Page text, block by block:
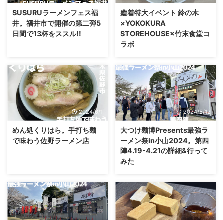
SUSURUラーメンフェス福
井。福井市で開催の第二弾5
日間で13杯をススル!!
癒着特大イベント 鈴の木
×YOKOKURA
STOREHOUSE×竹末食堂コ
ラボ
2024/6/1
めん処くりはら。手打ち麺
で味わう佐野ラーメン店
2024/5/12
大つけ麺博Presents最強ラ
ーメン祭in小山2024。第四
陣4.19-4.21の詳細&行って
みた